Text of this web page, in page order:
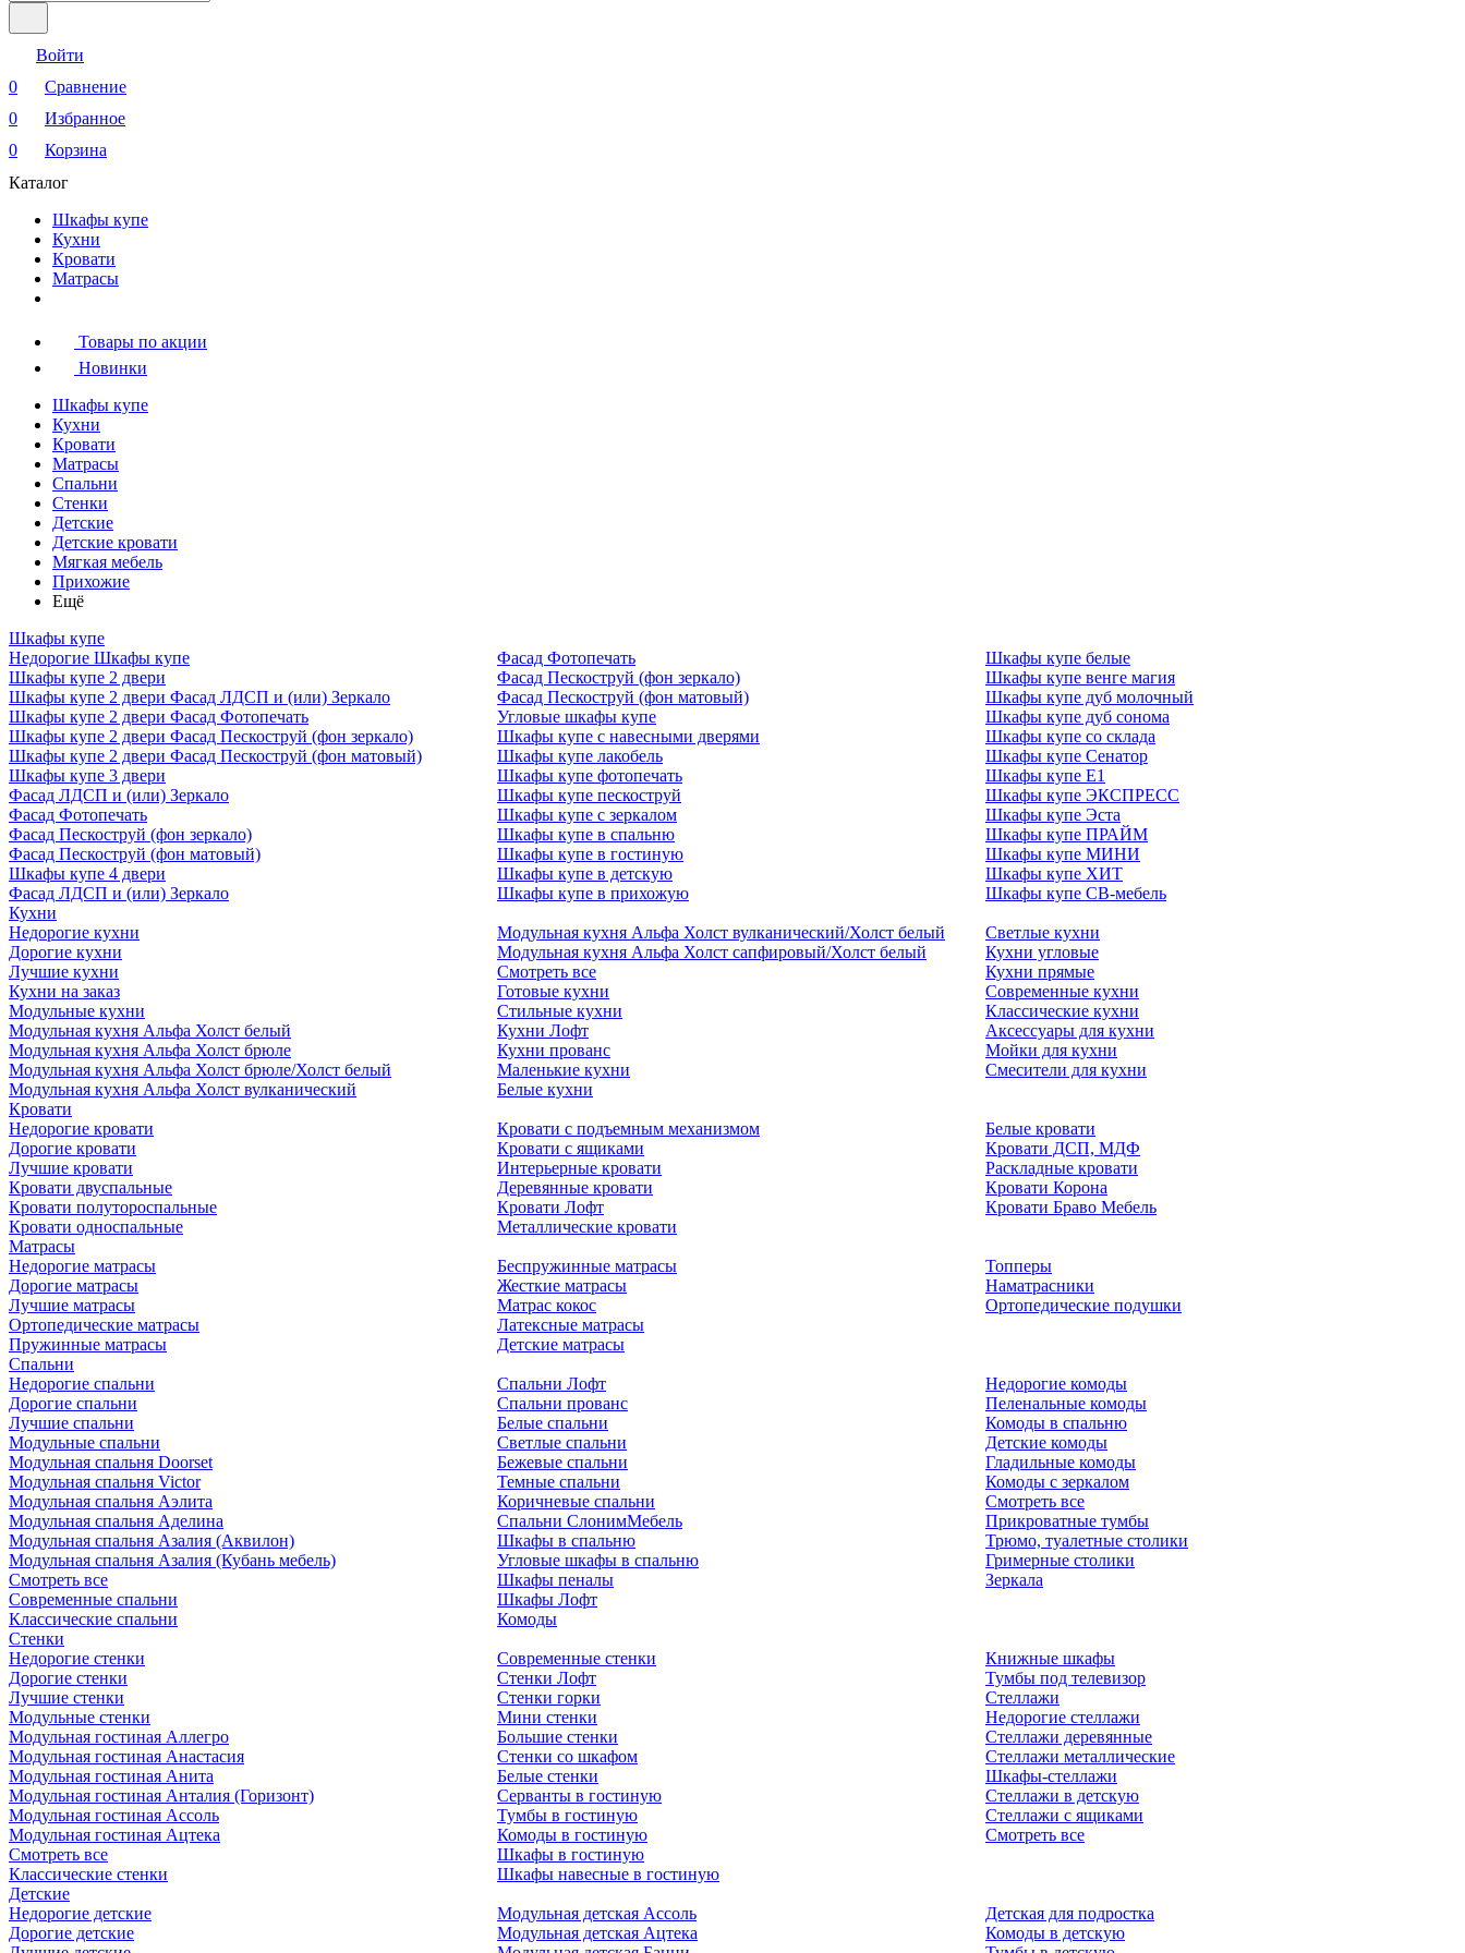
Войти
0
Сравнение
0
Избранное
0
Корзина
Каталог
Шкафы купе
Кухни
Кровати
Матрасы
Товары по акции
Новинки
Шкафы купе
Кухни
Кровати
Матрасы
Cпальни
Стенки
Детские
Детские кровати
Мягкая мебель
Прихожие
Ещё
Шкафы купе
Недорогие Шкафы купе
Шкафы купе 2 двери
Шкафы купе 2 двери Фасад ЛДСП и (или) Зеркало
Шкафы купе 2 двери Фасад Фотопечать
Шкафы купе 2 двери Фасад Пескоструй (фон зеркало)
Шкафы купе 2 двери Фасад Пескоструй (фон матовый)
Шкафы купе 3 двери
Фасад ЛДСП и (или) Зеркало
Фасад Фотопечать
Фасад Пескоструй (фон зеркало)
Фасад Пескоструй (фон матовый)
Шкафы купе 4 двери
Фасад ЛДСП и (или) Зеркало
Фасад Фотопечать
Фасад Пескоструй (фон зеркало)
Фасад Пескоструй (фон матовый)
Угловые шкафы купе
Шкафы купе с навесными дверями
Шкафы купе лакобель
Шкафы купе фотопечать
Шкафы купе пескоструй
Шкафы купе с зеркалом
Шкафы купе в спальню
Шкафы купе в гостиную
Шкафы купе в детскую
Шкафы купе в прихожую
Шкафы купе белые
Шкафы купе венге магия
Шкафы купе дуб молочный
Шкафы купе дуб сонома
Шкафы купе со склада
Шкафы купе Сенатор
Шкафы купе Е1
Шкафы купе ЭКСПРЕСС
Шкафы купе Эста
Шкафы купе ПРАЙМ
Шкафы купе МИНИ
Шкафы купе ХИТ
Шкафы купе СВ-мебель
Кухни
Недорогие кухни
Дорогие кухни
Лучшие кухни
Кухни на заказ
Модульные кухни
Модульная кухня Альфа Холст белый
Модульная кухня Альфа Холст брюле
Модульная кухня Альфа Холст брюле/Холст белый
Модульная кухня Альфа Холст вулканический
Модульная кухня Альфа Холст вулканический/Холст белый
Модульная кухня Альфа Холст сапфировый/Холст белый
Смотреть все
Готовые кухни
Стильные кухни
Кухни Лофт
Кухни прованс
Маленькие кухни
Белые кухни
Светлые кухни
Кухни угловые
Кухни прямые
Современные кухни
Классические кухни
Аксессуары для кухни
Мойки для кухни
Смесители для кухни
Кровати
Недорогие кровати
Дорогие кровати
Лучшие кровати
Кровати двуспальные
Кровати полутороспальные
Кровати односпальные
Кровати с подъемным механизмом
Кровати с ящиками
Интерьерные кровати
Деревянные кровати
Кровати Лофт
Металлические кровати
Белые кровати
Кровати ДСП, МДФ
Раскладные кровати
Кровати Корона
Кровати Браво Мебель
Матрасы
Недорогие матрасы
Дорогие матрасы
Лучшие матрасы
Ортопедические матрасы
Пружинные матрасы
Беспружинные матрасы
Жесткие матрасы
Матрас кокос
Латексные матрасы
Детские матрасы
Топперы
Наматрасники
Ортопедические подушки
Cпальни
Недорогие спальни
Дорогие спальни
Лучшие спальни
Модульные спальни
Модульная спальня Doorset
Модульная спальня Victor
Модульная спальня Аэлита
Модульная спальня Аделина
Модульная спальня Азалия (Аквилон)
Модульная спальня Азалия (Кубань мебель)
Смотреть все
Современные спальни
Классические спальни
Спальни Лофт
Спальни прованс
Белые спальни
Светлые спальни
Бежевые спальни
Темные спальни
Коричневые спальни
Спальни СлонимМебель
Шкафы в спальню
Угловые шкафы в спальню
Шкафы пеналы
Шкафы Лофт
Комоды
Недорогие комоды
Пеленальные комоды
Комоды в спальню
Детские комоды
Гладильные комоды
Комоды с зеркалом
Смотреть все
Прикроватные тумбы
Трюмо, туалетные столики
Гримерные столики
Зеркала
Стенки
Недорогие стенки
Дорогие стенки
Лучшие стенки
Модульные стенки
Модульная гостиная Аллегро
Модульная гостиная Анастасия
Модульная гостиная Анита
Модульная гостиная Анталия (Горизонт)
Модульная гостиная Ассоль
Модульная гостиная Ацтека
Смотреть все
Классические стенки
Современные стенки
Стенки Лофт
Стенки горки
Мини стенки
Большие стенки
Стенки со шкафом
Белые стенки
Серванты в гостиную
Тумбы в гостиную
Комоды в гостиную
Шкафы в гостиную
Шкафы навесные в гостиную
Книжные шкафы
Тумбы под телевизор
Стеллажи
Недорогие стеллажи
Стеллажи деревянные
Стеллажи металлические
Шкафы-стеллажи
Стеллажи в детскую
Стеллажи с ящиками
Смотреть все
Детские
Недорогие детские
Дорогие детские
Модульная детская Ассоль
Модульная детская Ацтека
Детская для подростка
Комоды в детскую